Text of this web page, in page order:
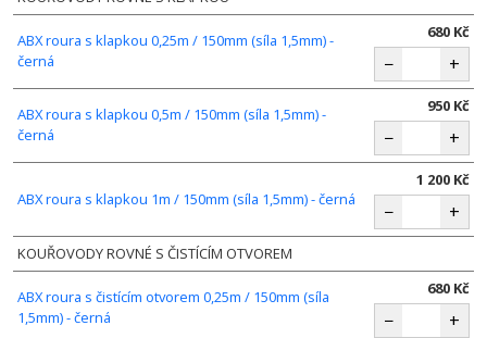
ABX roura s klapkou 0,25m / 150mm (síla 1,5mm) -
černá
680 Kč
− +
ABX roura s klapkou 0,5m / 150mm (síla 1,5mm) -
černá
950 Kč
− +
ABX roura s klapkou 1m / 150mm (síla 1,5mm) - černá
1 200 Kč
− +
KOUŘOVODY ROVNÉ S ČISTÍCÍM OTVOREM
ABX roura s čistícím otvorem 0,25m / 150mm (síla
1,5mm) - černá
680 Kč
− +